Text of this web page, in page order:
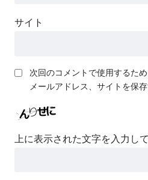
サイト
次回のコメントで使用するた
メールアドレス、サイトを保存
上に表示された文字を入力し